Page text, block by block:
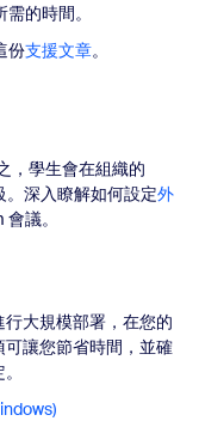
的時間。
份支援文章。
，學生會在組織的
深入瞭解如何設定外
議。
大規模部署，在您的
讓您節省時間，並確